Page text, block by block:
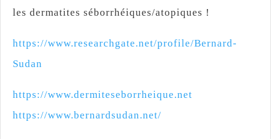
les dermatites séborrhéiques/atopiques !
https://www.researchgate.net/profile/Bernard-
Sudan
https://www.dermiteseborrheique.net
https://www.bernardsudan.net/